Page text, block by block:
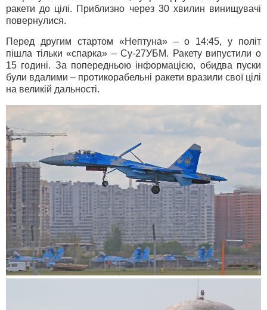
ракети до цілі. Приблизно через 30 хвилин винищувачі
повернулися.
Перед другим стартом «Нептуна» – о 14:45, у політ
пішла тільки «спарка» – Су-27УБМ. Ракету випустили о
15 годині. За попередньою інформацією, обидва пуски
були вдалими – протикорабельні ракети вразили свої цілі
на великій дальності.